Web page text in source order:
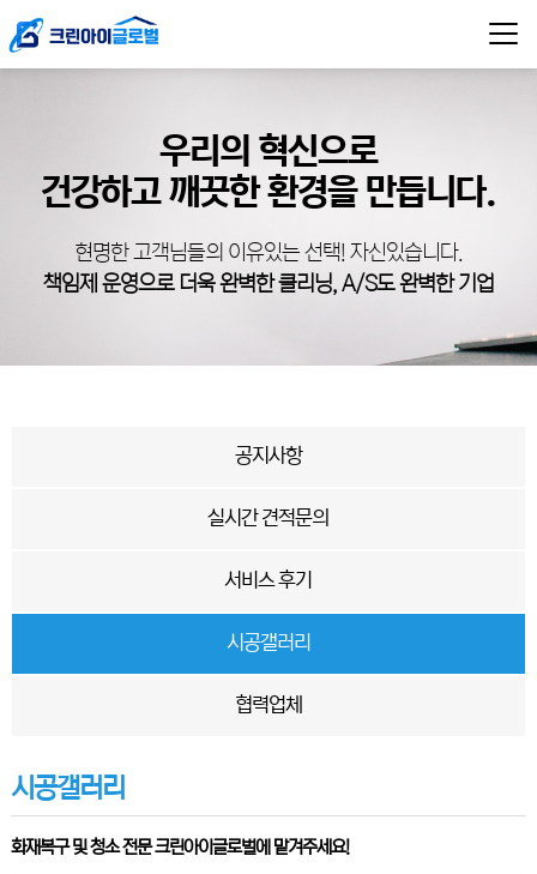
우리의 혁신으로
건강하고 깨끗한 환경을 만듭니다.
현명한 고객님들의 이유있는 선택! 자신있습니다.
책임제 운영으로 더욱 완벽한 클리닝, A/S도 완벽한 기업
공지사항
실시간 견적문의
서비스 후기
시공갤러리
협력업체
시공갤러리
화재복구 및 청소 전문 크린아이글로벌에 맡겨주세요!